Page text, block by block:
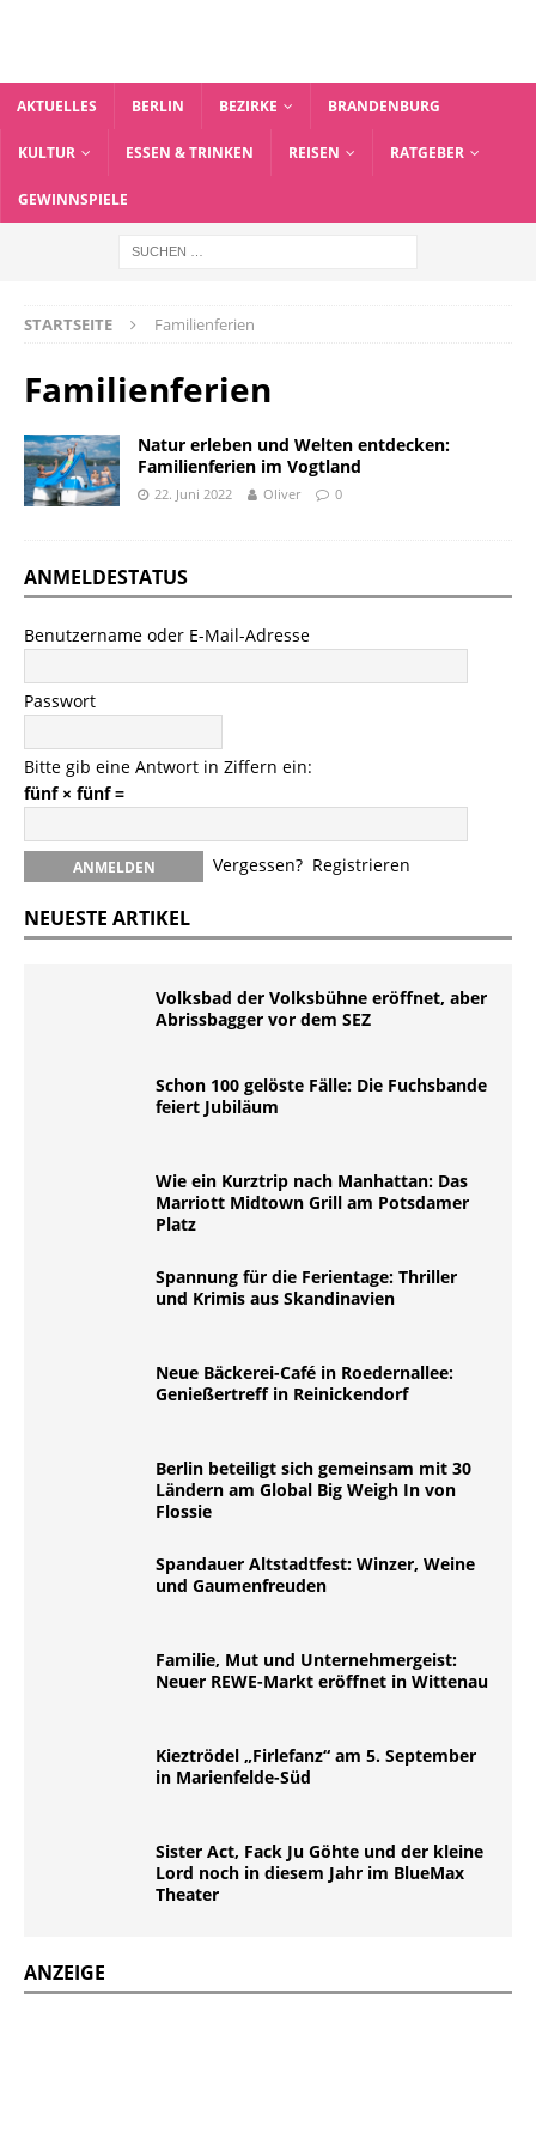
AKTUELLES BERLIN BEZIRKE BRANDENBURG
KULTUR ESSEN & TRINKEN REISEN RATGEBER
GEWINNSPIELE
STARTSEITE Familienferien
Familienferien
Natur erleben und Welten entdecken:
Familienferien im Vogtland
22. Juni 2022 Oliver 0
ANMELDESTATUS
Benutzername oder E-Mail-Adresse
Passwort
Bitte gib eine Antwort in Ziffern ein:
fünf × fünf =
Vergessen? Registrieren
NEUESTE ARTIKEL
Volksbad der Volksbühne eröffnet, aber
Abrissbagger vor dem SEZ
Schon 100 gelöste Fälle: Die Fuchsbande
feiert Jubiläum
Wie ein Kurztrip nach Manhattan: Das
Marriott Midtown Grill am Potsdamer
Platz
Spannung für die Ferientage: Thriller
und Krimis aus Skandinavien
Neue Bäckerei-Café in Roedernallee:
Genießertreff in Reinickendorf
Berlin beteiligt sich gemeinsam mit 30
Ländern am Global Big Weigh In von
Flossie
Spandauer Altstadtfest: Winzer, Weine
und Gaumenfreuden
Familie, Mut und Unternehmergeist:
Neuer REWE-Markt eröffnet in Wittenau
Kieztrödel „Firlefanz“ am 5. September
in Marienfelde-Süd
Sister Act, Fack Ju Göhte und der kleine
Lord noch in diesem Jahr im BlueMax
Theater
ANZEIGE